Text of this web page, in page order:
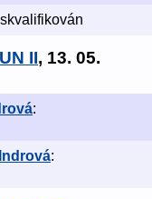
II, 13. 05.
:
: